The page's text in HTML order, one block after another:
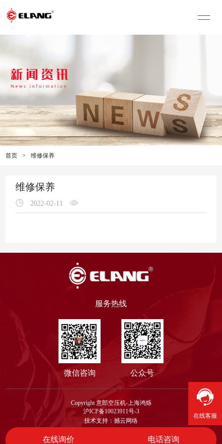
首页 > 维修保养
维修保养
2022-02-11
服务热线
微信咨询 公众号
Copyright 意郎空压机-上海鸿烁
沪ICP备10023911号-3
技术支持：撼云网络
在线询价 电话咨询
在线客服